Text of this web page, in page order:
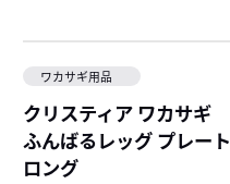
ワカサギ用品
クリスティア ワカサギ
ふんばるレッグ プレート
ロング